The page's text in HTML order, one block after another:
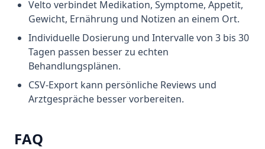
Velto verbindet Medikation, Symptome, Appetit,
Gewicht, Ernährung und Notizen an einem Ort.
Individuelle Dosierung und Intervalle von 3 bis 30
Tagen passen besser zu echten
Behandlungsplänen.
CSV-Export kann persönliche Reviews und
Arztgespräche besser vorbereiten.
FAQ